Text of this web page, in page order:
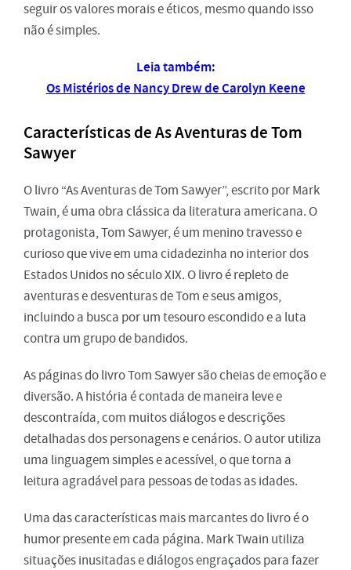
seguir os valores morais e éticos, mesmo quando isso
não é simples.
Leia também:
Os Mistérios de Nancy Drew de Carolyn Keene
Características de As Aventuras de Tom
Sawyer
O livro “As Aventuras de Tom Sawyer”, escrito por Mark
Twain, é uma obra clássica da literatura americana. O
protagonista, Tom Sawyer, é um menino travesso e
curioso que vive em uma cidadezinha no interior dos
Estados Unidos no século XIX. O livro é repleto de
aventuras e desventuras de Tom e seus amigos,
incluindo a busca por um tesouro escondido e a luta
contra um grupo de bandidos.
As páginas do livro Tom Sawyer são cheias de emoção e
diversão. A história é contada de maneira leve e
descontraída, com muitos diálogos e descrições
detalhadas dos personagens e cenários. O autor utiliza
uma linguagem simples e acessível, o que torna a
leitura agradável para pessoas de todas as idades.
Uma das características mais marcantes do livro é o
humor presente em cada página. Mark Twain utiliza
situações inusitadas e diálogos engraçados para fazer